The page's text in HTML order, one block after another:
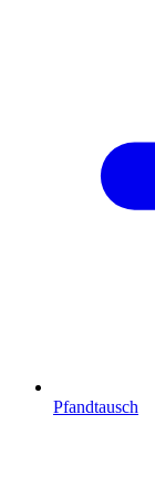
Pfandtausch